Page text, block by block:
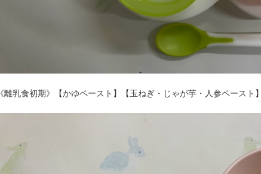
《離乳食初期》【かゆペースト】【玉ねぎ・じゃが芋・人参ペース